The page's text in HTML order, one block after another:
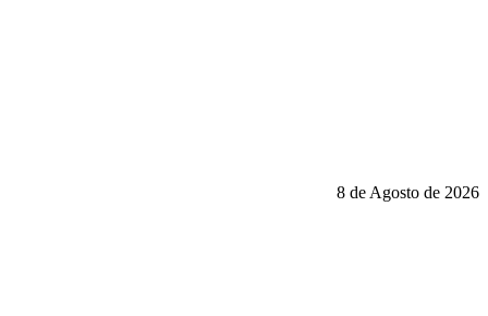
8 de Agosto de 2026